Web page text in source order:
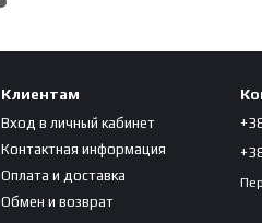
Клиентам
Вход в личный кабинет
Контактная информация
Оплата и доставка
Обмен и возврат